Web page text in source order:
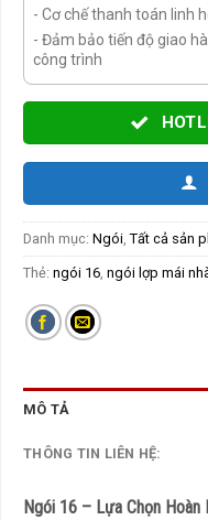
- Cơ chế thanh toán linh
- Đảm bảo tiến độ giao
công trình
Danh mục: Ngói, Tất cả sản
Thẻ: ngói 16, ngói lợp mái
MÔ TẢ
THÔNG TIN LIÊN HỆ:
Ngói 16 – Lựa Chọn